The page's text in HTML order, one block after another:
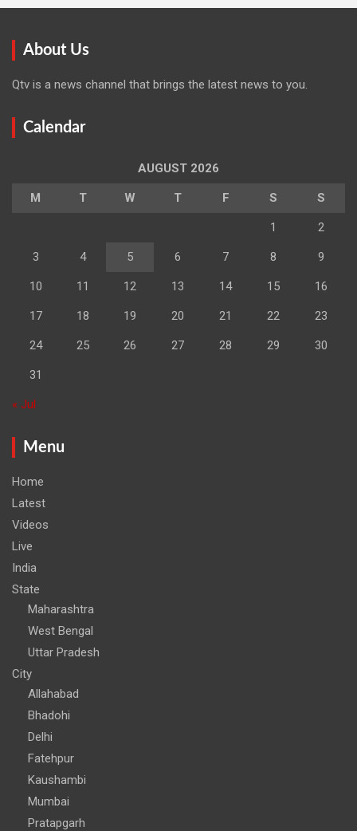
About Us
Qtv is a news channel that brings the latest news to you.
Calendar
AUGUST 2026
M T W T F S S
1 2
3 4 5 6 7 8 9
10 11 12 13 14 15 16
17 18 19 20 21 22 23
24 25 26 27 28 29 30
31
« Jul
Menu
Home
Latest
Videos
Live
India
State
Maharashtra
West Bengal
Uttar Pradesh
City
Allahabad
Bhadohi
Delhi
Fatehpur
Kaushambi
Mumbai
Pratapgarh